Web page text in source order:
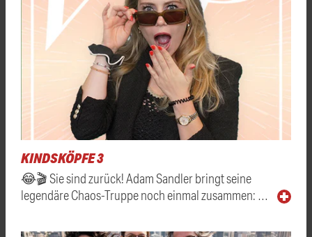
KINDSKÖPFE 3
😂🎬 Sie sind zurück! Adam Sandler bringt seine
legendäre Chaos-Truppe noch einmal zusammen: …